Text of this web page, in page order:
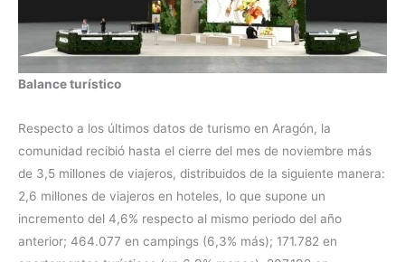
Balance turístico
Respecto a los últimos datos de turismo en Aragón, la
comunidad recibió hasta el cierre del mes de noviembre más
de 3,5 millones de viajeros, distribuidos de la siguiente manera:
2,6 millones de viajeros en hoteles, lo que supone un
incremento del 4,6% respecto al mismo periodo del año
anterior; 464.077 en campings (6,3% más); 171.782 en